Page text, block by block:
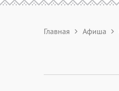
Главная Афиша